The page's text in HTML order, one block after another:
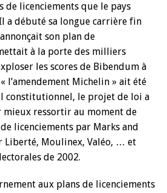
licenciements que le pays
a débuté sa longue carrière fin
son plan de
à la porte des milliers
les scores de Bibendum à
l’amendement Michelin » ait été
constitutionnel, le projet de loi a
mieux ressortir au moment de
licenciements par Marks and
Liberté, Moulinex, Valéo, … et
de 2002.
aux plans de licenciements